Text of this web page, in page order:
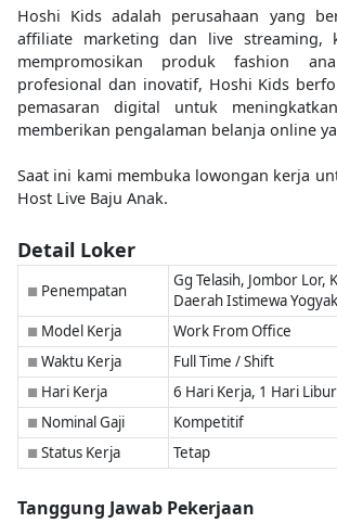
Hoshi Kids adalah perusahaan yang
affiliate marketing dan live streaming,
mempromosikan produk fashion
profesional dan inovatif, Hoshi Kids
pemasaran digital untuk
memberikan pengalaman belanja online
Saat ini kami membuka lowongan kerja
Host Live Baju Anak.
Detail Loker
■ Penempatan
Gg Telasih, Jombor Lor,
Daerah Istimewa
■ Model Kerja Work From Office
■ Waktu Kerja Full Time / Shift
■ Hari Kerja 6 Hari Kerja, 1 Hari Libur
■ Nominal Gaji Kompetitif
■ Status Kerja Tetap
Tanggung Jawab Pekerjaan